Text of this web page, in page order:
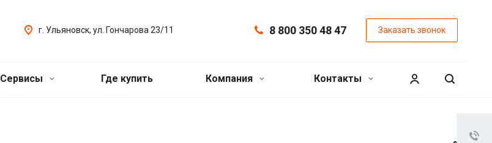
г. Ульяновск, ул. Гончарова 23/11 8 800 350 48 47 Заказать звонок
Сервисы Где купить Компания Контакты